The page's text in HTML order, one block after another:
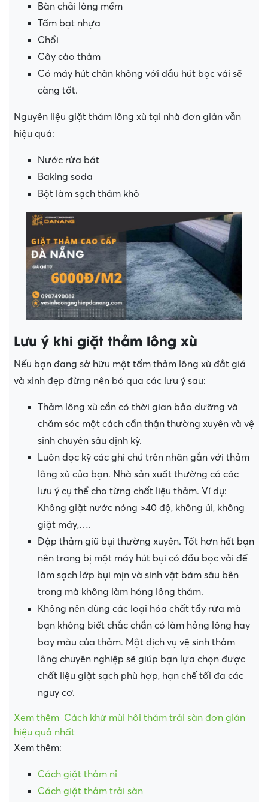
Bàn chải lông mềm
Tấm bạt nhựa
Chổi
Cây cào thảm
Có máy hút chân không với đầu hút bọc vải sẽ
càng tốt.
Nguyên liệu giặt thảm lông xù tại nhà đơn giản vẫn
hiệu quả:
Nước rửa bát
Baking soda
Bột làm sạch thảm khô
Lưu ý khi giặt thảm lông xù
Nếu bạn đang sở hữu một tấm thảm lông xù đắt giá
và xinh đẹp đừng nên bỏ qua các lưu ý sau:
Thảm lông xù cần có thời gian bảo dưỡng và
chăm sóc một cách cẩn thận thường xuyên và vệ
sinh chuyên sâu định kỳ.
Luôn đọc kỹ các ghi chú trên nhãn gắn với thảm
lông xù của bạn. Nhà sản xuất thường có các
lưu ý cụ thể cho từng chất liệu thảm. Ví dụ:
Không giặt nước nóng >40 độ, không ủi, không
giặt máy,….
Đập thảm giũ bụi thường xuyên. Tốt hơn hết bạn
nên trang bị một máy hút bụi có đầu bọc vải để
làm sạch lớp bụi mịn và sinh vật bám sâu bên
trong mà không làm hỏng lông thảm.
Không nên dùng các loại hóa chất tẩy rửa mà
bạn không biết chắc chắn có làm hỏng lông hay
bay màu của thảm. Một dịch vụ vệ sinh thảm
lông chuyên nghiệp sẽ giúp bạn lựa chọn được
chất liệu giặt sạch phù hợp, hạn chế tối đa các
nguy cơ.
Xem thêm Cách khử mùi hôi thảm trải sàn đơn giản
hiệu quả nhất
Xem thêm:
Cách giặt thảm nỉ
Cách giặt thảm trải sàn